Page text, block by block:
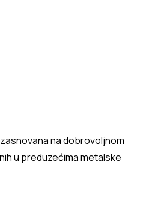
na dobrovoljnom
u preduzećima metalske